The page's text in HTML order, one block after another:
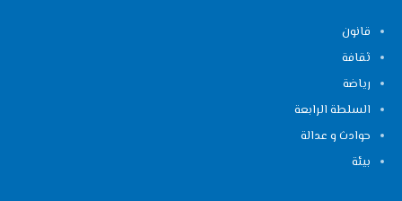
قانون
ثقافة
رياضة
السلطة الرابعة
حوادث و عدالة
بيئة